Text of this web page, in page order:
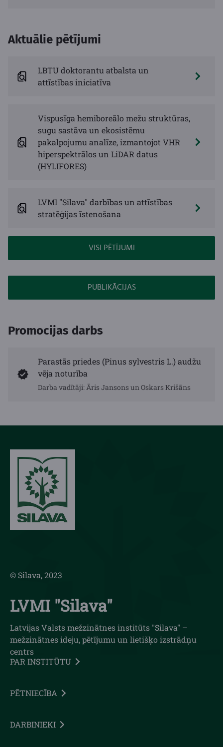
Aktuālie pētījumi
LBTU doktorantu atbalsta un
attīstības iniciatīva
Vispusīga hemiboreālo mežu struktūras,
sugu sastāva un ekosistēmu
pakalpojumu analīze, izmantojot VHR
hiperspektrālos un LiDAR datus
(HYLIFORES)
LVMI "Silava" darbības un attīstības
stratēģijas īstenošana
VISI PĒTĪJUMI
PUBLIKĀCIJAS
Promocijas darbs
Parastās priedes (Pinus sylvestris L.) audžu
vēja noturība
Darba vadītāji: Āris Jansons un Oskars Krišāns
© Silava, 2023
LVMI "Silava"
Latvijas Valsts mežzinātnes institūts "Silava" –
mežzinātnes ideju, pētījumu un lietišķo izstrādņu
centrs
PAR INSTITŪTU
PĒTNIECĪBA
DARBINIEKI